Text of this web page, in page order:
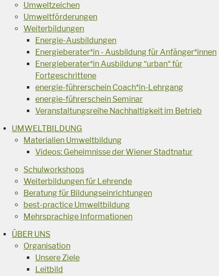
Umweltzeichen
Umweltförderungen
Weiterbildungen
Energie-Ausbildungen
Energieberater*in - Ausbildung für Anfänger*innen
Energieberater*in Ausbildung “urban“ für
Fortgeschrittene
energie-führerschein Coach*in-Lehrgang
energie-führerschein Seminar
Veranstaltungsreihe Nachhaltigkeit im Betrieb
UMWELTBILDUNG
Materialien Umweltbildung
Videos: Geheimnisse der Wiener Stadtnatur
Schulworkshops
Weiterbildungen für Lehrende
Beratung für Bildungseinrichtungen
best-practice Umweltbildung
Mehrsprachige Informationen
ÜBER UNS
Organisation
Unsere Ziele
Leitbild